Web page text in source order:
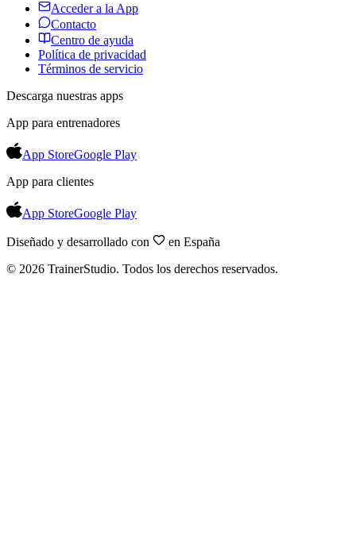
Acceder a la App
Contacto
Centro de ayuda
Política de privacidad
Términos de servicio
Descarga nuestras apps
App para entrenadores
App StoreGoogle Play
App para clientes
App StoreGoogle Play
Diseñado y desarrollado con
en España
© 2026 TrainerStudio. Todos los derechos reservados.